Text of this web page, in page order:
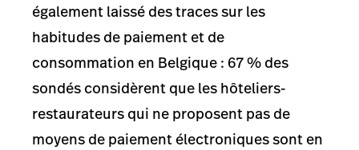
également laissé des traces sur les
habitudes de paiement et de
consommation en Belgique : 67 % des
sondés considèrent que les hôteliers-
restaurateurs qui ne proposent pas de
moyens de paiement électroniques sont en